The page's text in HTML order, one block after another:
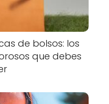
de bolsos: los
que debes